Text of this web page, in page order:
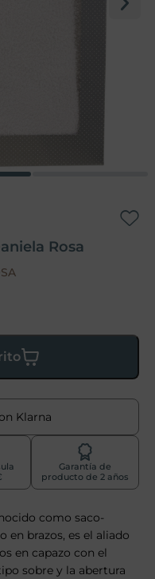
Rosa
Klarna
Garantía de
producto de 2 años
como saco-
en brazos, es el aliado
en capazo con el
sobre y la abertura